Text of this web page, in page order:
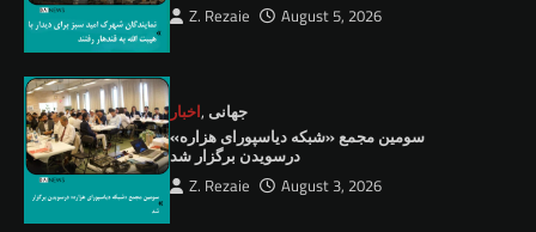
Z. Rezaie August 5, 2026
اخبار, جهانی
سومین مجمع «شبکه دیاسپورای هزاره»
درسویدن برگزار شد
Z. Rezaie August 3, 2026